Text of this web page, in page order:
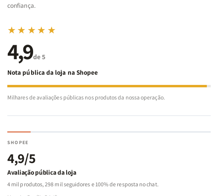
confiança.
★★★★★
4,9de 5
Nota pública da loja na Shopee
Milhares de avaliações públicas nos produtos da nossa operação.
SHOPEE
4,9/5
Avaliação pública da loja
4 mil produtos, 298 mil seguidores e 100% de resposta no chat.